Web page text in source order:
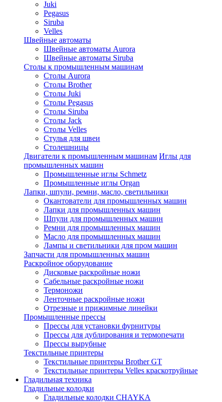
Juki
Pegasus
Siruba
Velles
Швейные автоматы
Швейные автоматы Aurora
Швейные автоматы Siruba
Столы к промышленным машинам
Столы Aurora
Столы Brother
Столы Juki
Столы Pegasus
Столы Siruba
Столы Jack
Столы Velles
Стулья для швеи
Столешницы
Двигатели к промышленным машинам Иглы для
промышленных машин
Промышленные иглы Schmetz
Промышленные иглы Organ
Лапки, шпули, ремни, масло, светильники
Окантователи для промышленных машин
Лапки для промышленных машин
Шпули для промышленных машин
Ремни для промышленных машин
Масло для промышленных машин
Лампы и светильники для пром машин
Запчасти для промышленных машин
Раскройное оборудование
Дисковые раскройные ножи
Сабельные раскройные ножи
Термоножи
Ленточные раскройные ножи
Отрезные и прижимные линейки
Промышленные прессы
Прессы для установки фурнитуры
Прессы для дублирования и термопечати
Прессы вырубные
Текстильные принтеры
Текстильные принтеры Brother GT
Текстильные принтеры Velles краскотруйные
Гладильная техника
Гладильные колодки
Гладильные колодки CHAYKA